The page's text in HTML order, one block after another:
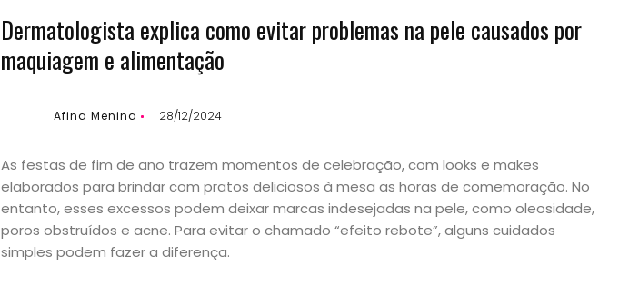
Dermatologista explica como evitar problemas na pele causados por
maquiagem e alimentação
Afina Menina 28/12/2024
As festas de fim de ano trazem momentos de celebração, com looks e makes
elaborados para brindar com pratos deliciosos à mesa as horas de comemoração. No
entanto, esses excessos podem deixar marcas indesejadas na pele, como oleosidade,
poros obstruídos e acne. Para evitar o chamado “efeito rebote”, alguns cuidados
simples podem fazer a diferença.